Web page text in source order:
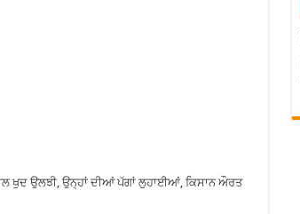
ਖੁਦ ਉਲਝੀ, ਉਨ੍ਹਾਂ ਦੀਆਂ ਪੱਗਾਂ ਲੁਹਾਈਆਂ, ਕਿਸਾਨ ਔਰਤ